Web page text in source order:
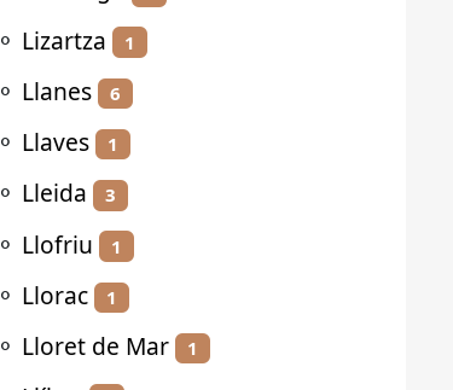
⚬ Lizartza 1
⚬ Llanes 6
⚬ Llaves 1
⚬ Lleida 3
⚬ Llofriu 1
⚬ Llorac 1
⚬ Lloret de Mar 1